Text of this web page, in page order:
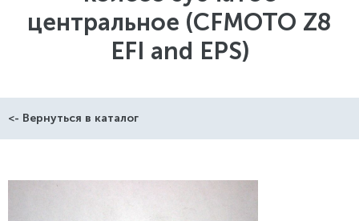
центральное (CFMOTO Z8
EFI and EPS)
<- Вернуться в каталог